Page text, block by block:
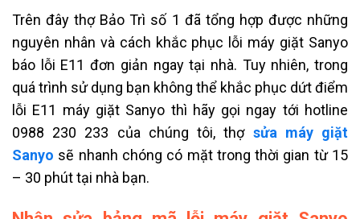
Trên đây thợ Bảo Trì số 1 đã tổng hợp được những
nguyên nhân và cách khắc phục lỗi máy giặt Sanyo
báo lỗi E11 đơn giản ngay tại nhà. Tuy nhiên, trong
quá trình sử dụng bạn không thể khắc phục dứt điểm
lỗi E11 máy giặt Sanyo thì hãy gọi ngay tới hotline
0988 230 233 của chúng tôi, thợ sửa máy giặt
Sanyo sẽ nhanh chóng có mặt trong thời gian từ 15
– 30 phút tại nhà bạn.